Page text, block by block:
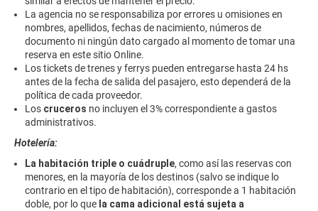
La agencia no se responsabiliza por errores u omisiones en
nombres, apellidos, fechas de nacimiento, números de
documento ni ningún dato cargado al momento de tomar una
reserva en este sitio Online.
Los tickets de trenes y ferrys pueden entregarse hasta 24 hs
antes de la fecha de salida del pasajero, esto dependerá de la
política de cada proveedor.
Los cruceros no incluyen el 3% correspondiente a gastos
administrativos.
Hotelería:
La habitación triple o cuádruple, como así las reservas con
menores, en la mayoría de los destinos (salvo se indique lo
contrario en el tipo de habitación), corresponde a 1 habitación
doble, por lo que la cama adicional está sujeta a